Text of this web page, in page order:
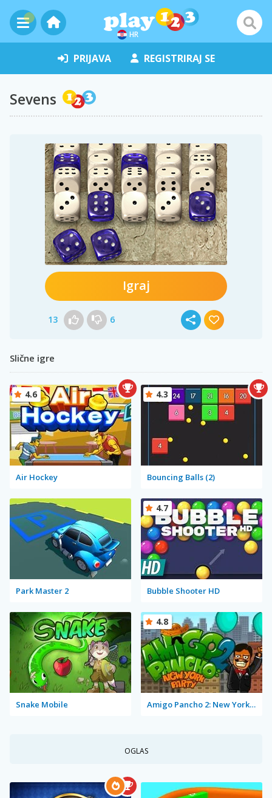
HR
PRIJAVA REGISTRIRAJ SE
Sevens
Igraj
13 6
Slične igre
Air Hockey
4.6
Bouncing Balls (2)
4.3
Park Master 2 Bubble Shooter HD
4.7
Snake Mobile Amigo Pancho 2: New York Party
4.8
OGLAS